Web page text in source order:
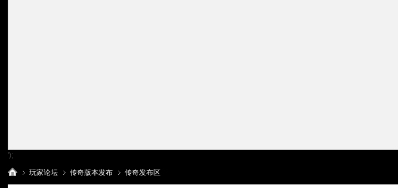
');
玩家论坛 传奇版本发布 传奇发布区